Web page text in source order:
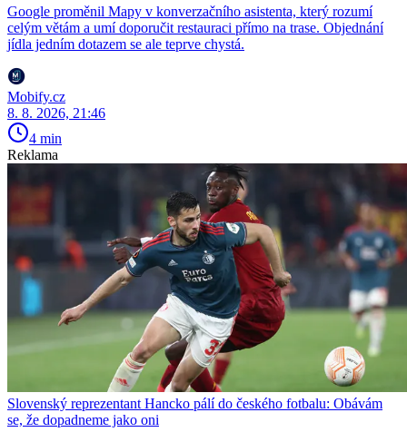
Google proměnil Mapy v konverzačního asistenta, který rozumí
celým větám a umí doporučit restauraci přímo na trase. Objednání
jídla jedním dotazem se ale teprve chystá.
Mobify.cz
8. 8. 2026, 21:46
4 min
Reklama
Slovenský reprezentant Hancko pálí do českého fotbalu: Obávám
se, že dopadneme jako oni